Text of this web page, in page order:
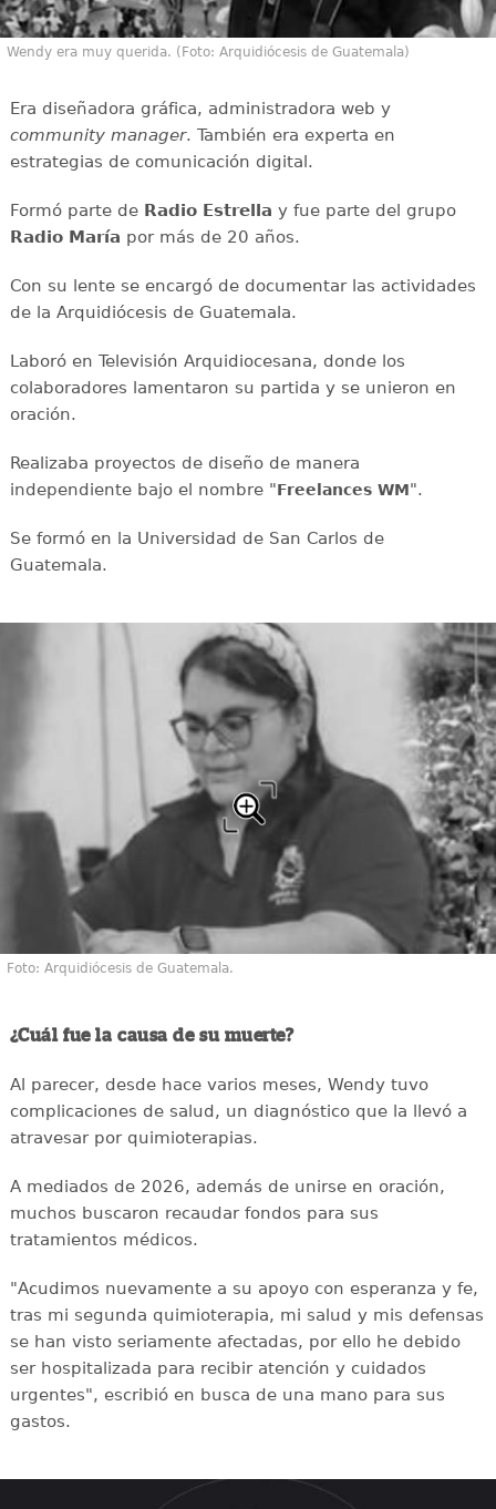
Wendy era muy querida. (Foto: Arquidiócesis de Guatemala)
Era diseñadora gráfica, administradora web y
community manager. También era experta en
estrategias de comunicación digital.
Formó parte de Radio Estrella y fue parte del grupo
Radio María por más de 20 años.
Con su lente se encargó de documentar las actividades
de la Arquidiócesis de Guatemala.
Laboró en Televisión Arquidiocesana, donde los
colaboradores lamentaron su partida y se unieron en
oración.
Realizaba proyectos de diseño de manera
independiente bajo el nombre "Freelances WM".
Se formó en la Universidad de San Carlos de
Guatemala.
Foto: Arquidiócesis de Guatemala.
¿Cuál fue la causa de su muerte?
Al parecer, desde hace varios meses, Wendy tuvo
complicaciones de salud, un diagnóstico que la llevó a
atravesar por quimioterapias.
A mediados de 2026, además de unirse en oración,
muchos buscaron recaudar fondos para sus
tratamientos médicos.
"Acudimos nuevamente a su apoyo con esperanza y fe,
tras mi segunda quimioterapia, mi salud y mis defensas
se han visto seriamente afectadas, por ello he debido
ser hospitalizada para recibir atención y cuidados
urgentes", escribió en busca de una mano para sus
gastos.